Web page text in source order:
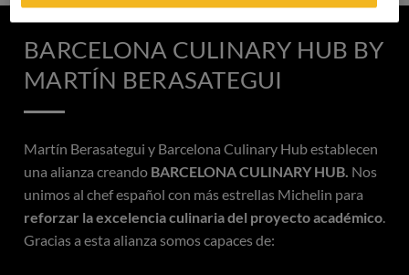
BARCELONA CULINARY HUB BY
MARTÍN BERASATEGUI
Martín Berasategui y Barcelona Culinary Hub establecen
una alianza creando BARCELONA CULINARY HUB. Nos
unimos al chef español con más estrellas Michelin para
reforzar la excelencia culinaria del proyecto académico
Gracias a esta alianza somos capaces de: